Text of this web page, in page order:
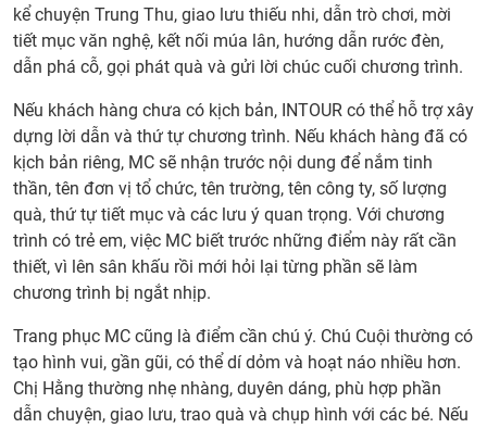
kể chuyện Trung Thu, giao lưu thiếu nhi, dẫn trò chơi, mời
tiết mục văn nghệ, kết nối múa lân, hướng dẫn rước đèn,
dẫn phá cỗ, gọi phát quà và gửi lời chúc cuối chương trình.
Nếu khách hàng chưa có kịch bản, INTOUR có thể hỗ trợ xây
dựng lời dẫn và thứ tự chương trình. Nếu khách hàng đã có
kịch bản riêng, MC sẽ nhận trước nội dung để nắm tinh
thần, tên đơn vị tổ chức, tên trường, tên công ty, số lượng
quà, thứ tự tiết mục và các lưu ý quan trọng. Với chương
trình có trẻ em, việc MC biết trước những điểm này rất cần
thiết, vì lên sân khấu rồi mới hỏi lại từng phần sẽ làm
chương trình bị ngắt nhịp.
Trang phục MC cũng là điểm cần chú ý. Chú Cuội thường có
tạo hình vui, gần gũi, có thể dí dỏm và hoạt náo nhiều hơn.
Chị Hằng thường nhẹ nhàng, duyên dáng, phù hợp phần
dẫn chuyện, giao lưu, trao quà và chụp hình với các bé. Nếu